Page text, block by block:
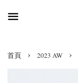
首頁 › 2023 AW ›